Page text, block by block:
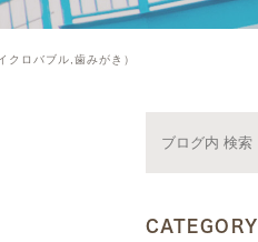
クロバブル,歯みがき）
CATEGORY